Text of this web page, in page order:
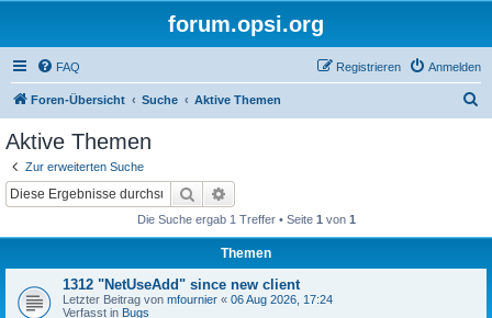
forum.opsi.org
FAQ Anmelden
Registrieren
Foren-Übersicht Suche Aktive Themen
Aktive Themen
Zur erweiterten Suche
Suche
Die Suche ergab 1 Treffer • Seite 1 von 1
Themen
1312 "NetUseAdd" since new client
Letzter Beitrag von mfournier « 06 Aug 2026, 17:24
Verfasst in Bugs